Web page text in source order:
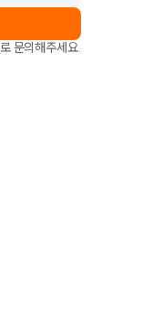
로 문의해주세요.